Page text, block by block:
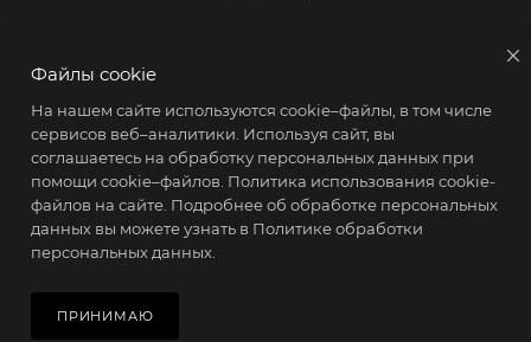
г. Тюмень, проезд
Геологоразведчиков, 15
2026 © Магазин Старт - товары для активного образа жизни
Файлы cookie
На нашем сайте используются cookie–файлы, в том числе
сервисов веб–аналитики. Используя сайт, вы
соглашаетесь на обработку персональных данных при
помощи cookie–файлов. Политика использования cookie-
файлов на сайте . Подробнее об обработке персональных
данных вы можете узнать в Политике обработки
персональных данных.
ПРИНИМАЮ